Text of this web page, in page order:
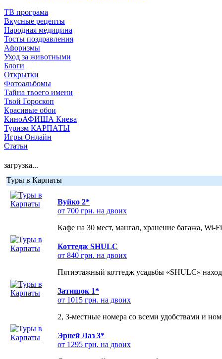
ТВ програма
Вкусные рецепты
Народная медицина
Тосты поздравления
Афоризмы
Уход за животными
Блоги
Открытки
Фотоальбомы
Тайна твоего имени
Твой Гороскоп
Красивые обои
КиноАФИША Киева
Туризм КАРПАТЫ
Игры Онлайн
Статьи
загрузка...
Туры в Карпаты
Вуйко 2*
от 700 грн. на двоих
Кафе на 30 мест, мангал, хранение багажа, Wi-
Коттедж SHULC
от 840 грн. на двоих
Пятиэтажный коттедж усадьбы «SHULC»
Затишок 1*
от 1015 грн. на двоих
2, 3-местные номера со всеми удобствами и
Эрней Лаз 3*
от 1295 грн. на двоих